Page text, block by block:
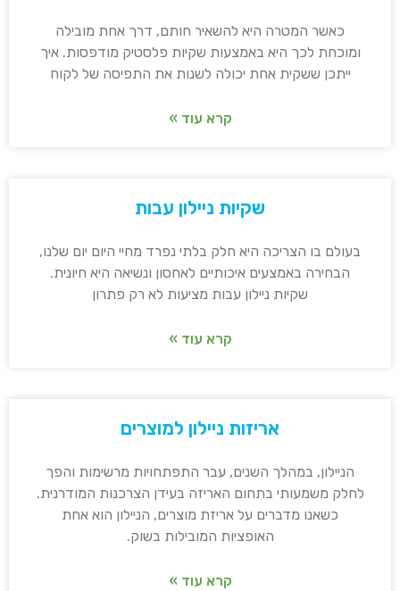
כאשר המטרה היא להשאיר חותם, דרך אחת מובילה
ומוכחת לכך היא באמצעות שקיות פלסטיק מודפסות. איך
ייתכן ששקית אחת יכולה לשנות את התפיסה של לקוח
קרא עוד »
שקיות ניילון עבות
בעולם בו הצריכה היא חלק בלתי נפרד מחיי היום יום שלנו,
הבחירה באמצעים איכותיים לאחסון ונשיאה היא חיונית.
שקיות ניילון עבות מציעות לא רק פתרון
קרא עוד »
אריזות ניילון למוצרים
הניילון, במהלך השנים, עבר התפתחויות מרשימות והפך
לחלק משמעותי בתחום האריזה בעידן הצרכנות המודרנית.
כשאנו מדברים על אריזת מוצרים, הניילון הוא אחת
האופציות המובילות בשוק.
קרא עוד »